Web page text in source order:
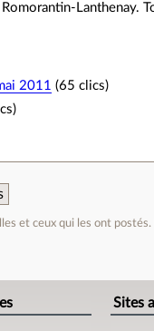
2011 (65 clics)
et ceux qui les ont postés.
Sites